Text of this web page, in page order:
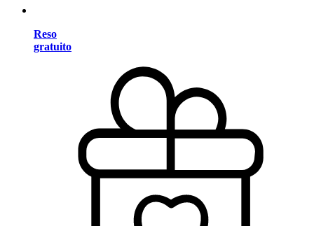
Reso
gratuito